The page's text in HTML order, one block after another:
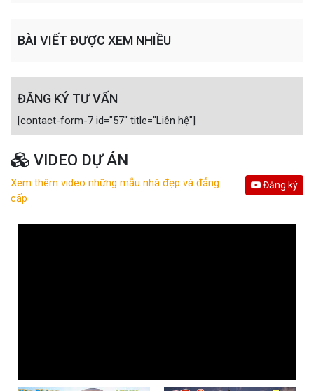
BÀI VIẾT ĐƯỢC XEM NHIỀU
ĐĂNG KÝ TƯ VẤN
[contact-form-7 id="57" title="Liên hệ"]
VIDEO DỰ ÁN
Xem thêm video những mẫu nhà đẹp và đẳng
cấp
Đăng ký